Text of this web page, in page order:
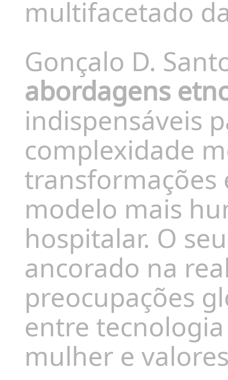
multifacetado
Gonçalo D.
abordagens
indispensáveis
complexidade
modelo mais
hospitalar. O
ancorado na
preocupações
entre
mulher e